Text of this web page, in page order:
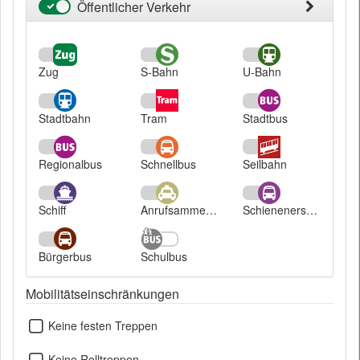
Öffentlicher
Öffentlicher Verkehr
Zug S-Bahn U-Bahn
Stadtbahn Tram Stadtbus
Regionalbus Schnellbus Seilbahn
Schiff Anrufsammeltaxi Schienenersatzverkehr
Bürgerbus Schulbus
Mobilitätseinschränkungen
Keine festen Treppen